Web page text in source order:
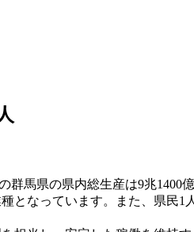
群馬県の県内総生産は9兆
となっています。また、県民1